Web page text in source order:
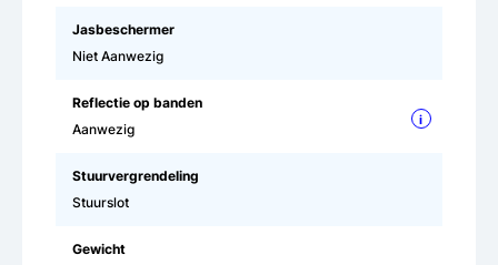
Jasbeschermer
Niet Aanwezig
Reflectie op banden
Aanwezig
i
Stuurvergrendeling
Stuurslot
Gewicht